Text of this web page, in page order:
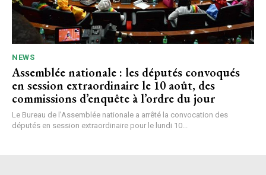
NEWS
Assemblée nationale : les députés convoqués
en session extraordinaire le 10 août, des
commissions d’enquête à l’ordre du jour
Le Bureau de l'Assemblée nationale a arrêté la convocation des
députés en session extraordinaire pour le lundi 10...